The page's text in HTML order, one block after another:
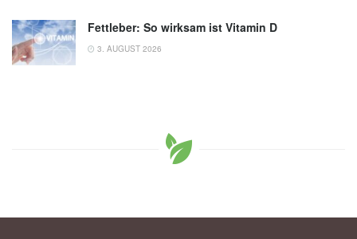
Fettleber: So wirksam ist Vitamin D
3. AUGUST 2026